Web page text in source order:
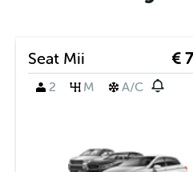
Seat Mii €
2
M A/C